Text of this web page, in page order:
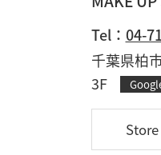
Tel： 04-
千葉県柏
3F